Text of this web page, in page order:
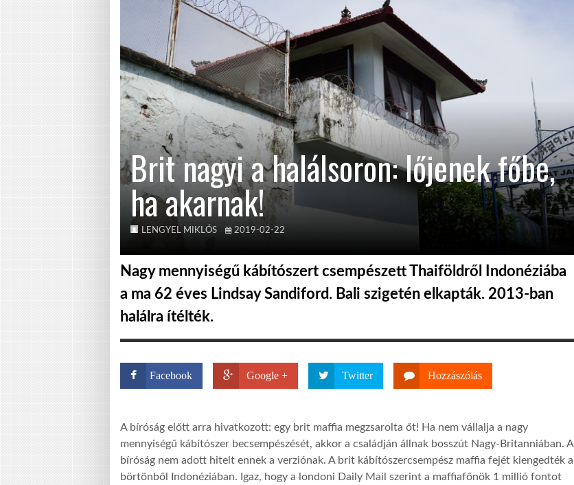
Brit nagyi a halálsoron: lőjenek főbe,
ha akarnak!
LENGYEL MIKLÓS 2019-02-22
Nagy mennyiségű kábítószert csempészett Thaiföldről Indonéziába
a ma 62 éves Lindsay Sandiford. Bali szigetén elkapták. 2013-ban
halálra ítélték.
Facebook Google + Twitter Hozzászólás
A bíróság előtt arra hivatkozott: egy brit maffia megzsarolta őt! Ha nem vállalja a nagy
mennyiségű kábítószer becsempészését, akkor a családján állnak bosszút Nagy-Britanniában. A
bíróság nem adott hitelt ennek a verziónak. A brit kábítószercsempész maffia fejét kiengedték a
börtönből Indonéziában. Igaz, hogy a londoni Daily Mail szerint a maffiafőnök 1 millió fontot